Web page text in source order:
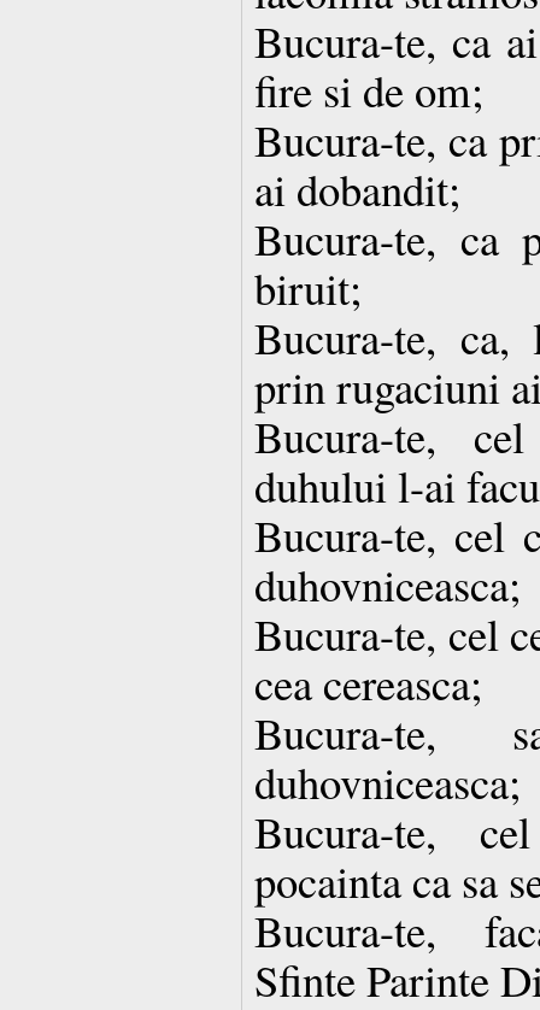
Bucura-te, ca
fire si de om;
Bucura-te, ca
ai dobandit;
Bucura-te, ca
biruit;
Bucura-te,
prin rugaciuni
Bucura-te,
duhului l-ai
Bucura-te, cel
duhovniceasca;
Bucura-te, cel
cea cereasca;
Bucura-te,
duhovniceasca;
Bucura-te,
pocainta ca sa
Bucura-te,
Sfinte Parinte